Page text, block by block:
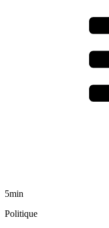
5min
Politique